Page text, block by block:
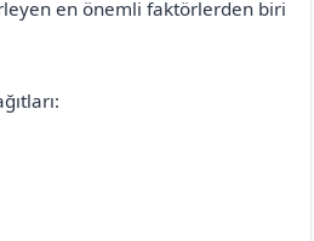
en önemli faktörlerden biri